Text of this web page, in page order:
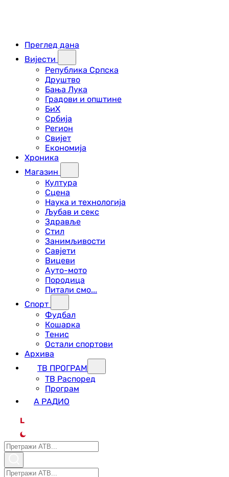
Преглед дана
Вијести
Република Српска
Друштво
Бања Лука
Градови и општине
БиХ
Србија
Регион
Свијет
Економија
Хроника
Магазин
Култура
Сцена
Наука и технологија
Љубав и секс
Здравље
Стил
Занимљивости
Савјети
Вицеви
Ауто-мото
Породица
Питали смо...
Спорт
Фудбал
Кошарка
Тенис
Остали спортови
Архива
ТВ ПРОГРАМ
ТВ Распоред
Програм
А РАДИО
L